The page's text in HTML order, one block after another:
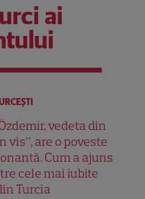
ai
vedeta din
vis”, are o poveste
Cum a ajuns
cele mai iubite
Turcia